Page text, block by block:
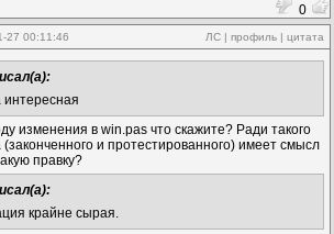
0
27 00:11:46 ЛС | профиль | цитата
интересная
изменения в win.pas что скажите? Ради такого
и протестированного) имеет смысл
правку?
крайне сырая.